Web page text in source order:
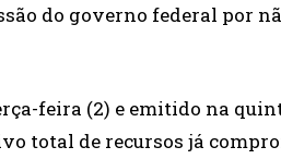
do governo federal por
feira (2) e emitido na
total de recursos já